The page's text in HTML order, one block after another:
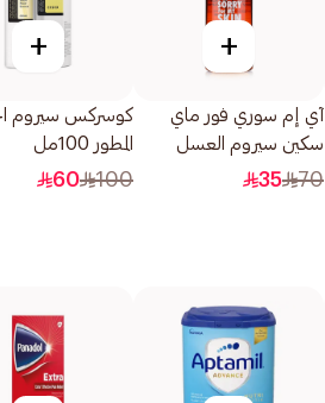
+
آي إم سوري فور ماي
سكين سيروم العسل
لتبييض البشرة 30مل
70
35
+
كوسركس سيروم
المطور 100مل
100
60